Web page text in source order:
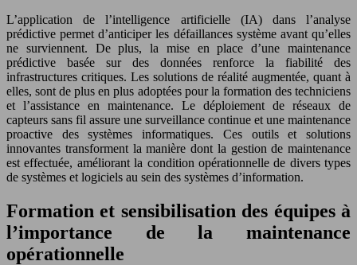
L’application de l’intelligence artificielle (IA) dans l’analyse
prédictive permet d’anticiper les défaillances système avant qu’elles
ne surviennent. De plus, la mise en place d’une maintenance
prédictive basée sur des données renforce la fiabilité des
infrastructures critiques. Les solutions de réalité augmentée, quant à
elles, sont de plus en plus adoptées pour la formation des techniciens
et l’assistance en maintenance. Le déploiement de réseaux de
capteurs sans fil assure une surveillance continue et une maintenance
proactive des systèmes informatiques. Ces outils et solutions
innovantes transforment la manière dont la gestion de maintenance
est effectuée, améliorant la condition opérationnelle de divers types
de systèmes et logiciels au sein des systèmes d’information.
Formation et sensibilisation des équipes à
l’importance de la maintenance
opérationnelle